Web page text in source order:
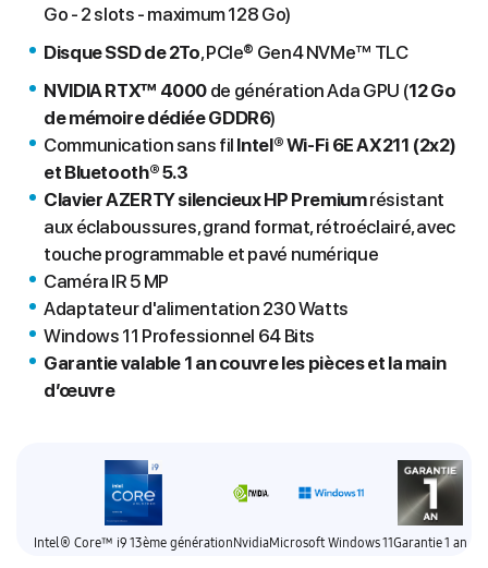
Go - 2 slots - maximum 128 Go)
Disque SSD de 2To, PCIe® Gen4 NVMe™ TLC
NVIDIA RTX™ 4000 de génération Ada GPU (12 Go
de mémoire dédiée GDDR6)
Communication sans fil Intel® Wi-Fi 6E AX211 (2x2)
et Bluetooth® 5.3
Clavier AZERTY silencieux HP Premiumrésistant
aux éclaboussures, grand format, rétroéclairé, avec
touche programmable et pavé numérique
Caméra IR 5 MP
Adaptateur d'alimentation 230 Watts
Windows 11 Professionnel 64 Bits
Garantie valable 1 an couvre les pièces et la main
d’œuvre
Intel® Core™ i9 13ème génération NvidiaMicrosoft Windows 11Garantie 1 an